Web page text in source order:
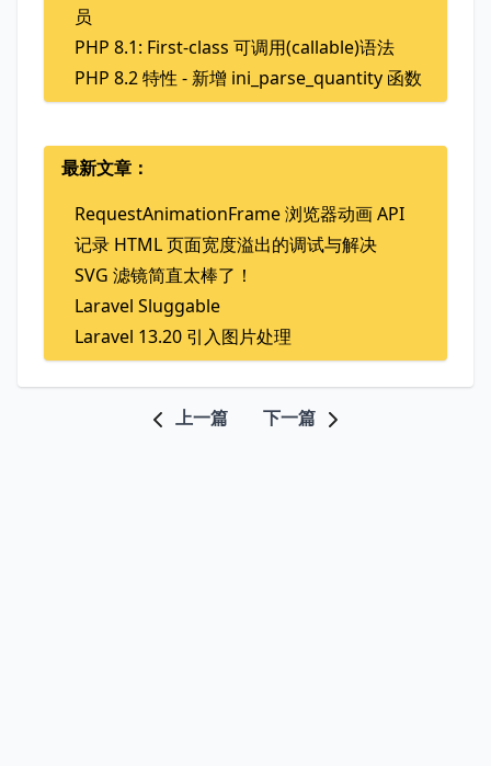
员
PHP 8.1: First-class 可调用(callable)语法
PHP 8.2 特性 - 新增 ini_parse_quantity 函数
最新文章：
RequestAnimationFrame 浏览器动画 API
记录 HTML 页面宽度溢出的调试与解决
SVG 滤镜简直太棒了！
Laravel Sluggable
Laravel 13.20 引入图片处理
上一篇 下一篇